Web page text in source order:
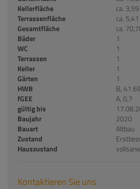
Kellerfläche ca.
Terrassenfläche ca.
Gesamtfläche ca.
Bäder
1
WC
1
Terrassen
1
Keller
1
Gärten
1
HWB
B,
fGEE
A, 0,7
gültig bis
Baujahr
2020
Bauart
Altbau
Zustand
Hauszustand
Kontaktieren Sie uns